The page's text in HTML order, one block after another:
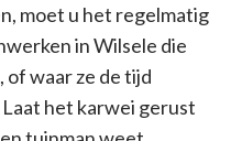
moet u het regelmatig
in Wilsele die
of waar ze de tijd
het karwei gerust